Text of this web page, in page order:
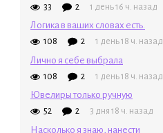
33 2 1 день 16 ч. назад
Логика в ваших словах есть.
108 2 1 день 18 ч. назад
Лично я себе выбрала
108 2 1 день 18 ч. назад
Ювелиры только ручную
52 2 3 дня 18 ч. назад
Насколько я знаю, нанести